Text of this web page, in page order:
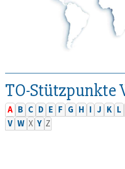
TO-Stützpunkte
A B C D E F G H I J K L
V W X Y Z